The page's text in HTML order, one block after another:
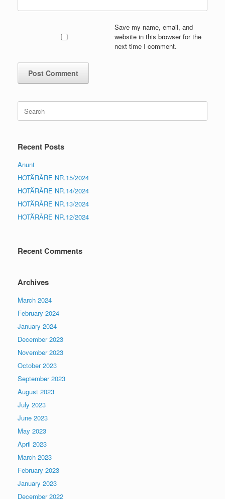
Save my name, email, and
website in this browser for the
next time I comment.
for:
Recent Posts
Anunt
HOTĂRÂRE NR.15/2024
HOTĂRÂRE NR.14/2024
HOTĂRÂRE NR.13/2024
HOTĂRÂRE NR.12/2024
Recent Comments
Archives
March 2024
February 2024
January 2024
December 2023
November 2023
October 2023
September 2023
August 2023
July 2023
June 2023
May 2023
April 2023
March 2023
February 2023
January 2023
December 2022